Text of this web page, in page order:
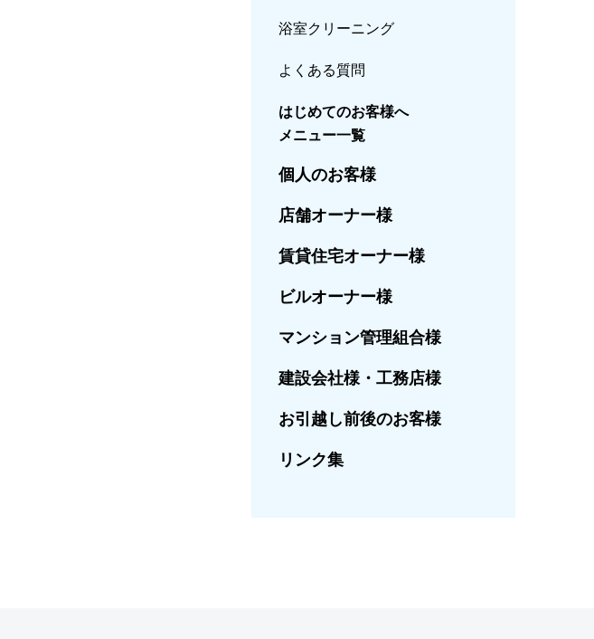
浴室クリーニング
よくある質問
はじめてのお客様へ
メニュー一覧
個人のお客様
店舗オーナー様
賃貸住宅オーナー様
ビルオーナー様
マンション管理組合様
建設会社様・工務店様
お引越し前後のお客様
リンク集